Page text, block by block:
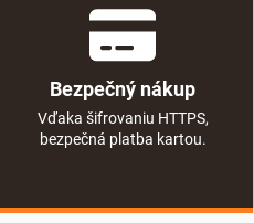
Bezpečný nákup
Vďaka šifrovaniu HTTPS,
bezpečná platba kartou.